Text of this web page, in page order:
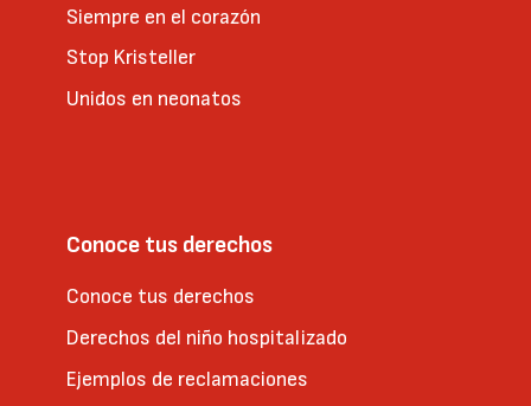
Siempre en el corazón
Stop Kristeller
Unidos en neonatos
Conoce tus derechos
Conoce tus derechos
Derechos del niño hospitalizado
Ejemplos de reclamaciones